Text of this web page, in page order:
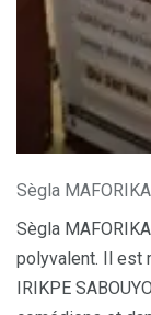
Sègla
Sègla
polyvalent. Il est
IRIKPE